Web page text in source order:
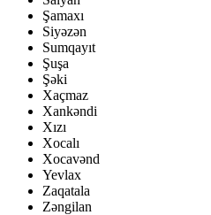
Şamaxı
Siyəzən
Sumqayıt
Şuşa
Şəki
Xaçmaz
Xankəndi
Xızı
Xocalı
Xocavənd
Yevlax
Zaqatala
Zəngilan